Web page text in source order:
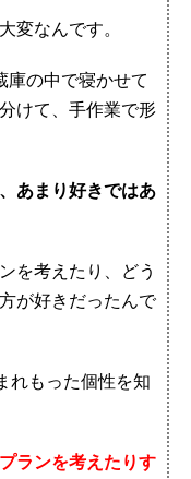
変なんです。
庫の中で寝かせて
けて、手作業で形
あまり好きではあ
を考えたり、どう
が好きだったんで
れもった個性を知
ランを考えたりす